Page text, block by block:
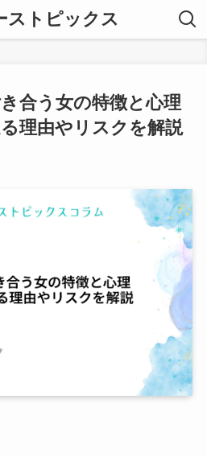
ストピックス
合う女の特徴と心理
る理由やリスクを解説